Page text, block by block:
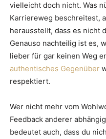
vielleicht doch nicht. Was
Karriereweg beschreitest,
herausstellt, dass es nicht
Genauso nachteilig ist es,
lieber für gar keinen Weg
authentisches Gegenüber
respektiert.
Wer nicht mehr vom
Feedback anderer
bedeutet auch, dass du